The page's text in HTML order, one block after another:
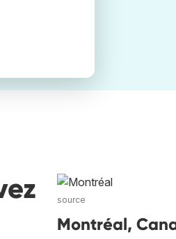
source
Montréal,